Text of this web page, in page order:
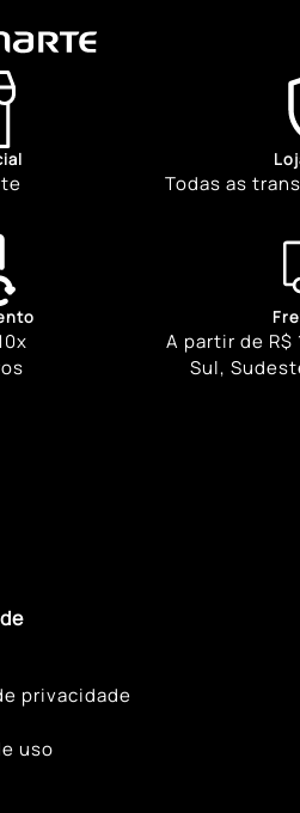
Todas as
A partir de R$
Sul,
privacidade
uso